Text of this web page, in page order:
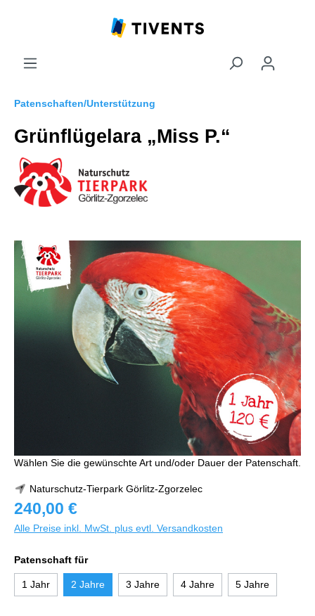
Patenschaften/Unterstützung
Grünflügelara „Miss P.“
Wählen Sie die gewünschte Art und/oder Dauer der Patenschaft.
Naturschutz-Tierpark Görlitz-Zgorzelec
240,00 €
Alle Preise inkl. MwSt. plus evtl. Versandkosten
Patenschaft für
1 Jahr 2 Jahre 3 Jahre 4 Jahre 5 Jahre